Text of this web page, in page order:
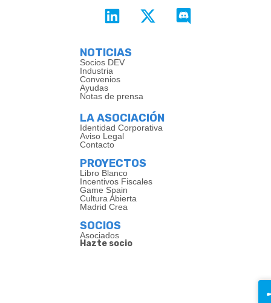
NOTICIAS
Socios DEV
Industria
Convenios
Ayudas
Notas de prensa
LA ASOCIACIÓN
Identidad Corporativa
Aviso Legal
Contacto
PROYECTOS
Libro Blanco
Incentivos Fiscales
Game Spain
Cultura Abierta
Madrid Crea
SOCIOS
Asociados
Hazte socio